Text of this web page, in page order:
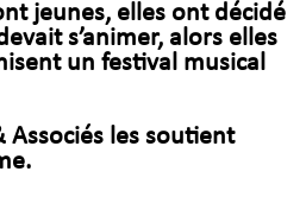
jeunes, elles ont décidé
s’animer, alors elles
un festival musical
Associés les soutient